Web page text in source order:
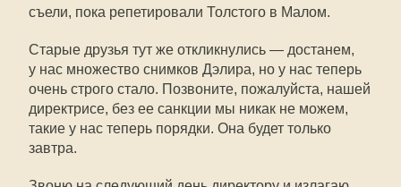
съели, пока репетировали Толстого в Малом.
Старые друзья тут же откликнулись — достанем,
у нас множество снимков Дэлира, но у нас теперь
очень строго стало. Позвоните, пожалуйста, нашей
директрисе, без ее санкции мы никак не можем,
такие у нас теперь порядки. Она будет только
завтра.